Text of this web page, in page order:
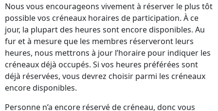
Nous vous encourageons vivement à réserver le plus tôt
possible vos créneaux horaires de participation. À ce
jour, la plupart des heures sont encore disponibles. Au
fur et à mesure que les membres réserveront leurs
heures, nous mettrons à jour l’horaire pour indiquer les
créneaux déjà occupés. Si vos heures préférées sont
déjà réservées, vous devrez choisir parmi les créneaux
encore disponibles.
Personne n’a encore réservé de créneau, donc vous